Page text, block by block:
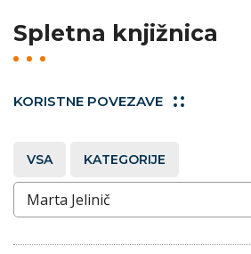
Spletna knjižnica
KORISTNE POVEZAVE
VSA KATEGORIJE
Vnesite ključne besede